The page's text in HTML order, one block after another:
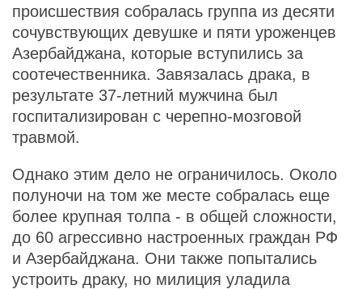
происшествия собралась группа из десяти
сочувствующих девушке и пяти уроженцев
Азербайджана, которые вступились за
соотечественника. Завязалась драка, в
результате 37-летний мужчина был
госпитализирован с черепно-мозговой
травмой.
Однако этим дело не ограничилось. Около
полуночи на том же месте собралась еще
более крупная толпа - в общей сложности,
до 60 агрессивно настроенных граждан РФ
и Азербайджана. Они также попытались
устроить драку, но милиция уладила